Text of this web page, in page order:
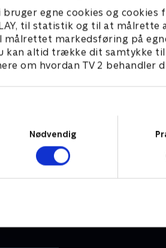
bruger egne cookies og
til statistik og til at målrette
målrettet markedsføring på
kan altid trække dit samtykke
om hvordan TV 2 behandler
Nødvendig
Gurli